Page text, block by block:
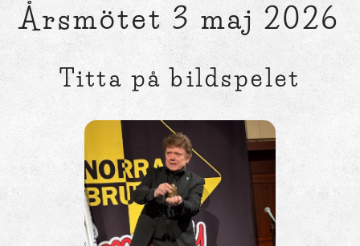
Årsmötet 3 maj 2026
Titta på bildspelet